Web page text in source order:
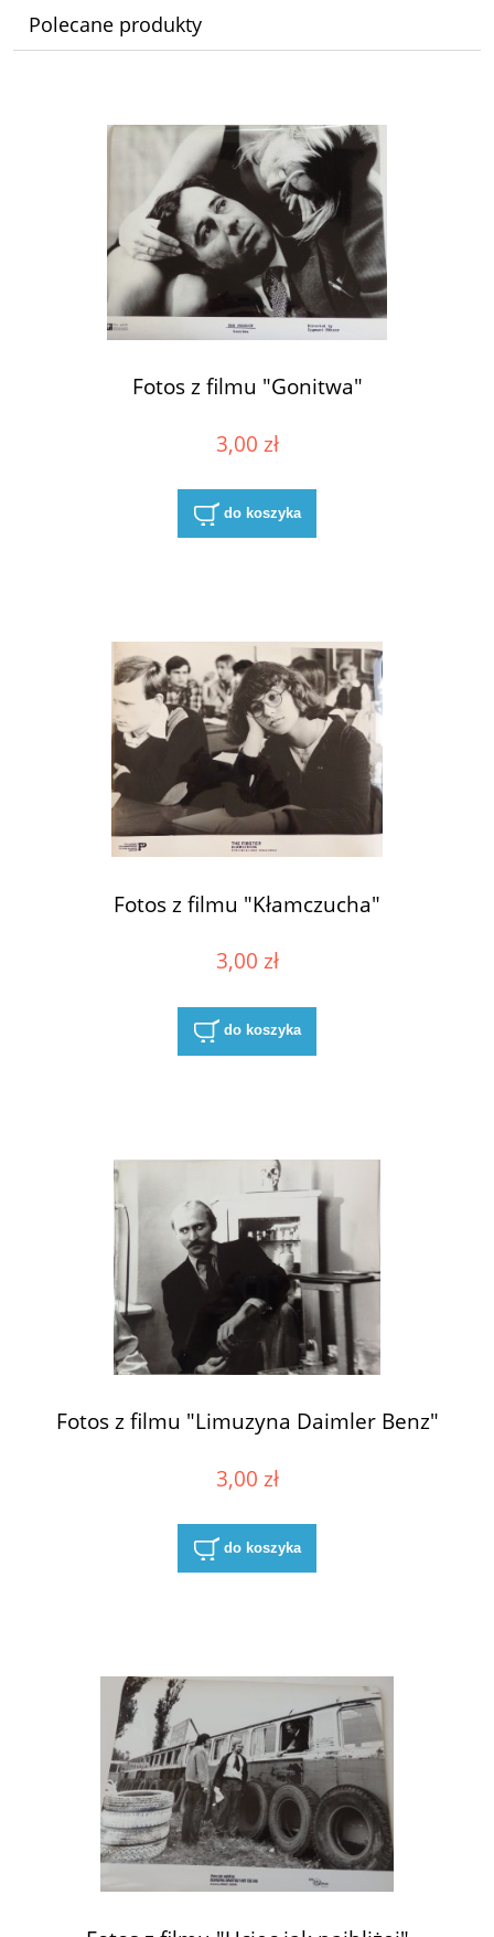
Polecane produkty
Fotos z filmu "Gonitwa"
3,00 zł
do koszyka
Fotos z filmu "Kłamczucha"
3,00 zł
do koszyka
Fotos z filmu "Limuzyna Daimler Benz"
3,00 zł
do koszyka